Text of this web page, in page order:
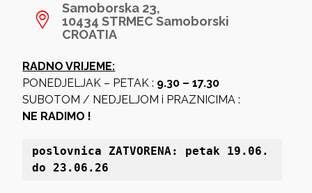
Samoborska 23,
10434 STRMEC Samoborski
CROATIA
RADNO VRIJEME:
PONEDJELJAK – PETAK : 9.30 – 17.30
SUBOTOM / NEDJELJOM i PRAZNICIMA :
NE RADIMO !
poslovnica ZATVORENA: petak 19 .06.
do 23.06.26